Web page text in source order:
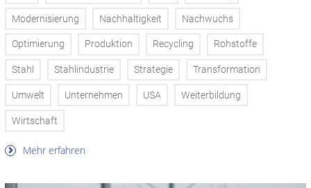
Modernisierung Nachhaltigkeit Nachwuchs
Optimierung Produktion Recycling Rohstoffe
Stahl Stahlindustrie Strategie Transformation
Umwelt Unternehmen USA Weiterbildung
Wirtschaft
Mehr erfahren